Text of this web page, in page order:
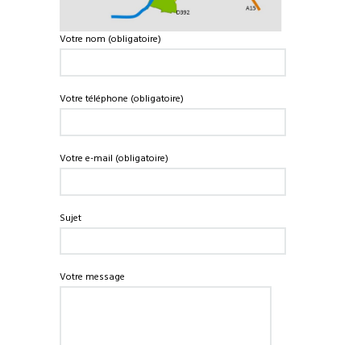
Votre nom (obligatoire)
Votre téléphone (obligatoire)
Votre e-mail (obligatoire)
Sujet
Votre message